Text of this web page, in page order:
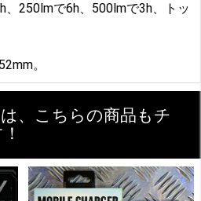
250lmで6h、500lmで3h、トッ
。
、こちらの商品もチ